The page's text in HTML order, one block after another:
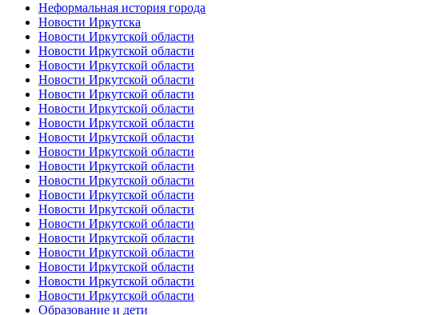
Неформальная история города
Новости Иркутска
Новости Иркутской области
Новости Иркутской области
Новости Иркутской области
Новости Иркутской области
Новости Иркутской области
Новости Иркутской области
Новости Иркутской области
Новости Иркутской области
Новости Иркутской области
Новости Иркутской области
Новости Иркутской области
Новости Иркутской области
Новости Иркутской области
Новости Иркутской области
Новости Иркутской области
Новости Иркутской области
Новости Иркутской области
Новости Иркутской области
Новости Иркутской области
Образование и дети